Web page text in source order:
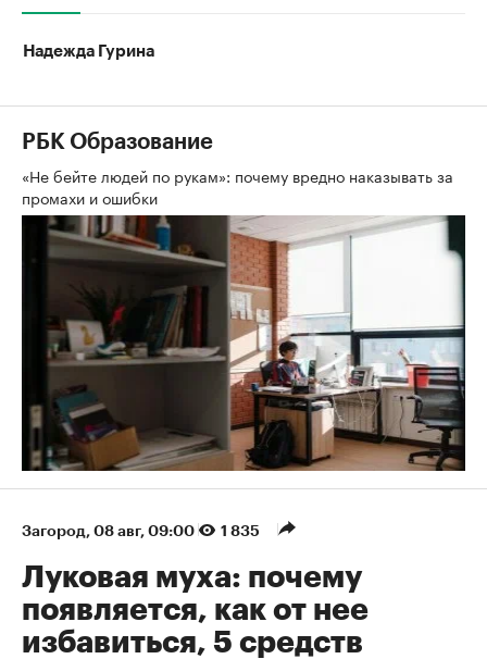
Надежда Гурина
РБК Образование
«Не бейте людей по рукам»: почему вредно наказывать за
промахи и ошибки
Загород⁠, 08 авг, 09:00 1 835
Луковая муха: почему
появляется, как от нее
избавиться, 5 средств